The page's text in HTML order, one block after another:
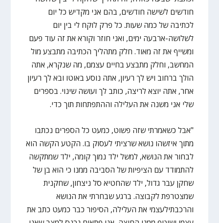
חודשים לשישה חודשים, בהם אני מקדיש כל יום
לכתיבה של כמה שעות. כל פרק לוקח לי בין יום
לשלושה-ארבעה ימים, ואני חוזר וקורא את זה עוד פעם
ומשייף את זה מאוד. חלק מתהליך הכתיבה מתבצע מול
המחשב, וחלק מתבצע בחיים עצמם, מה שנקרא, אתה
הולך ברחוב ויש לך רעיון, אתה נוסע באוטו ובא לך רעיון
אחר, אתה יוצא לריצה, כותב לך ועושה שינוי. בספרים
שלי אני משנה את העלילה וההתפתחות תוך כדי.
"אבל כשאמרתי שזה פשוט, כמעט כל הספרים נכתבו
מתוך איזשהו נושא שרציתי לעסוק בו. הקטע הקשה הוא
לבחור את הנושא, למשל ילד נמוך קומה, ילד שמתקשה
להתמודד עם הציפיות של הסביבה ממנו כי הוא בן של
שחקן עבר גדול, ילד שהחטיא סל ניצחון, שחקנית
שמצטרפת לקבוצה. ברגע שבחרתי את הנושא
והרכבתילעצמי את העלילה, הסיפור כבר כמעט כתב את